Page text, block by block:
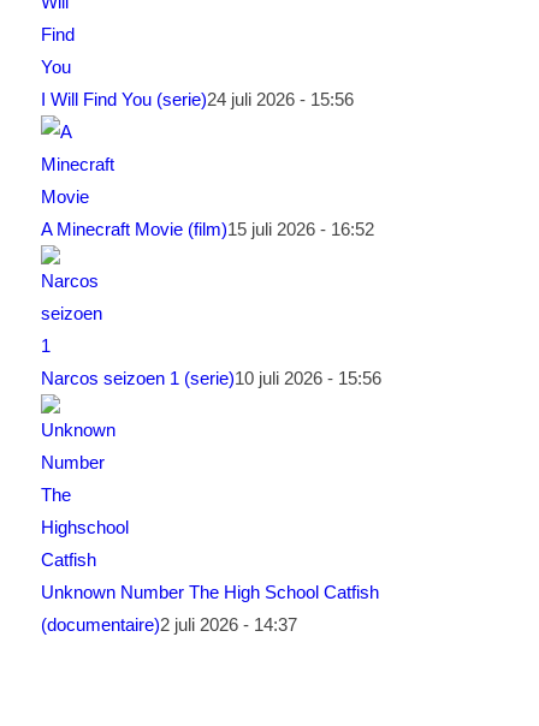
I Will Find You (serie)24 juli 2026 - 15:56
A Minecraft Movie (film)15 juli 2026 - 16:52
Narcos seizoen 1 (serie)10 juli 2026 - 15:56
Unknown Number The High School Catfish
(documentaire)2 juli 2026 - 14:37